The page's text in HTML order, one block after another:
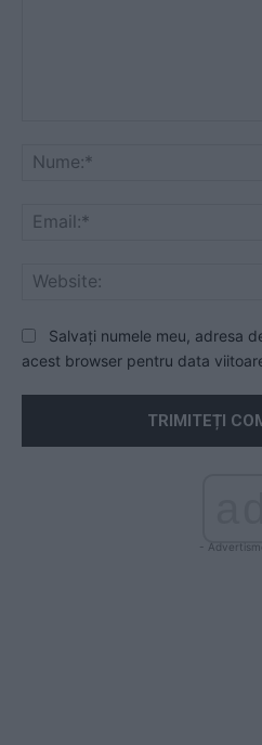
Salvați numele meu, adresa
acest browser pentru data
-